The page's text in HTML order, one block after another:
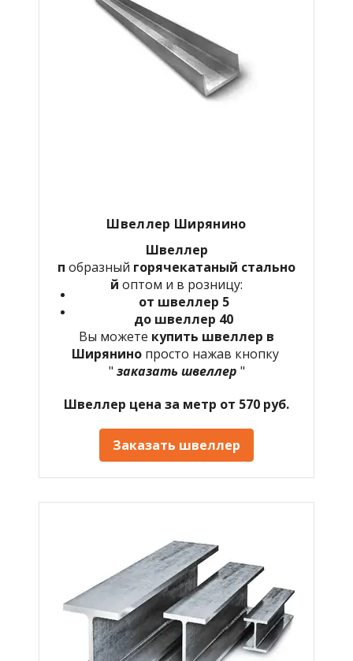
Швеллер Ширянино
Швеллер
п образный горячекатаный стально
й оптом и в розницу:
от швеллер 5
до швеллер 40
Вы можете купить швеллер в
Ширянино просто нажав кнопку
" заказать швеллер "
Швеллер цена за метр от 570 руб.
Заказать швеллер